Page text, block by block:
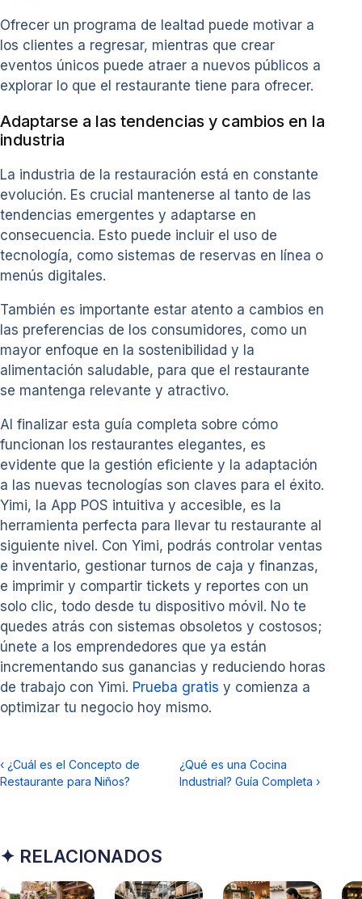
Ofrecer un programa de lealtad puede motivar a
los clientes a regresar, mientras que crear
eventos únicos puede atraer a nuevos públicos a
explorar lo que el restaurante tiene para ofrecer.
Adaptarse a las tendencias y cambios en la
industria
La industria de la restauración está en constante
evolución. Es crucial mantenerse al tanto de las
tendencias emergentes y adaptarse en
consecuencia. Esto puede incluir el uso de
tecnología, como sistemas de reservas en línea o
menús digitales.
También es importante estar atento a cambios en
las preferencias de los consumidores, como un
mayor enfoque en la sostenibilidad y la
alimentación saludable, para que el restaurante
se mantenga relevante y atractivo.
Al finalizar esta guía completa sobre cómo
funcionan los restaurantes elegantes, es
evidente que la gestión eficiente y la adaptación
a las nuevas tecnologías son claves para el éxito.
Yimi, la App POS intuitiva y accesible, es la
herramienta perfecta para llevar tu restaurante al
siguiente nivel. Con Yimi, podrás controlar ventas
e inventario, gestionar turnos de caja y finanzas,
e imprimir y compartir tickets y reportes con un
solo clic, todo desde tu dispositivo móvil. No te
quedes atrás con sistemas obsoletos y costosos;
únete a los emprendedores que ya están
incrementando sus ganancias y reduciendo horas
de trabajo con Yimi. Prueba gratis y comienza a
optimizar tu negocio hoy mismo.
‹ ¿Cuál es el Concepto de
Restaurante para Niños?
¿Qué es una Cocina
Industrial? Guía Completa ›
✦ RELACIONADOS